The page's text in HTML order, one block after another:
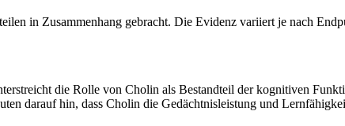
in Zusammenhang gebracht. Die Evidenz variiert je nach
die Rolle von Cholin als Bestandteil der kognitiven
darauf hin, dass Cholin die Gedächtnisleistung und